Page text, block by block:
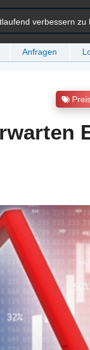
Anfragen
verbessern